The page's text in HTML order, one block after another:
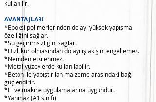
kullanılır.
AVANTAJLARI
*Epoksi polimerlerinden dolayı yüksek yapışma
özelliğini sağlar.
*Su geçirimsizliğini sağlar.
*Hızlı kür olmasından dolayı iş akışını engellemez.
*Nemden etkilenmez.
*Metal yüzeylerde kullanılabilir.
*Beton ile yapıştırılan malzeme arasındaki bağı
güçlendirir.
*El ve makine uygulamalarına uygundur.
*Yanmaz (A1 sınıfı)